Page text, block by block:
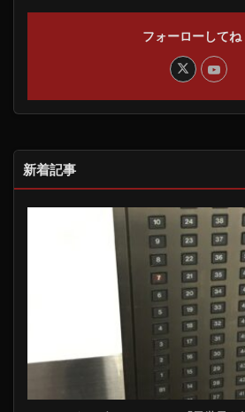
フォーローしてね
新着記事